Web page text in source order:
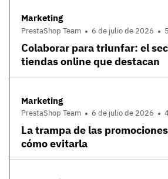
Marketing
PrestaShop Team 6 de julio de 2026
Colaborar para triunfar: el
tiendas online que destacan
Marketing
PrestaShop Team 6 de julio de 2026
La trampa de las
cómo evitarla